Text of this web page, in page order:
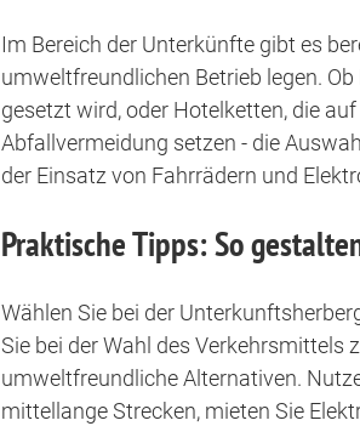
Im Bereich der Unterkünfte gibt es
umweltfreundlichen Betrieb legen.
gesetzt wird, oder Hotelketten, die
Abfallvermeidung setzen - die
der Einsatz von Fahrrädern und
Praktische Tipps: So
Wählen Sie bei der
Sie bei der Wahl des Verkehrsmittels
umweltfreundliche Alternativen.
mittellange Strecken, mieten Sie